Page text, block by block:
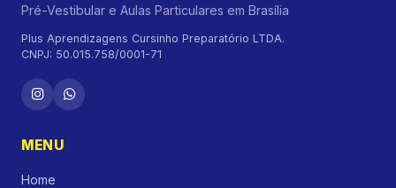
Pré-Vestibular e Aulas Particulares em Brasília
Plus Aprendizagens Cursinho Preparatório LTDA.
CNPJ: 50.015.758/0001-71
MENU
Home